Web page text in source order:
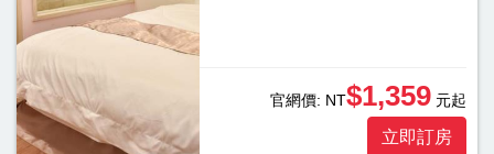
浴
缸
按
官網價: NT$1,359 元起
立即訂房